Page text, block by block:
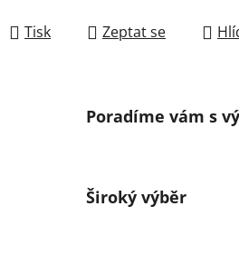
Tisk Zeptat se
Poradíme vám s
Široký výběr